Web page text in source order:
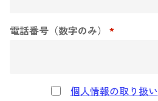
電話番号（数字のみ） *
個人情報の取り扱い